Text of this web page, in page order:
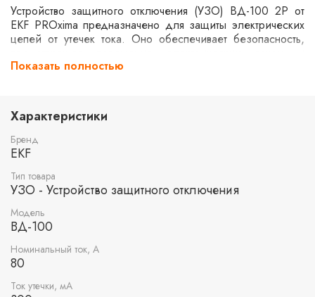
Устройство защитного отключения (УЗО) ВД-100 2P от
EKF PROxima предназначено для защиты электрических
цепей от утечек тока. Оно обеспечивает безопасность,
возгорания. Устройство рассчитано на номинальный ток
ситуациях. Подходит для использования в различных
электрических системах.
Показать полностью
Характеристики
Бренд
EKF
Тип товара
УЗО - Устройство защитного отключения
Модель
ВД-100
Номинальный ток, А
80
Ток утечки, мА